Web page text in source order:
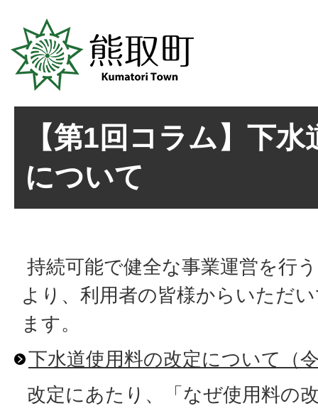
【第1回コラム】下
について
持続可能で健全な事業運営を行
より、利用者の皆様からいただ
ます。
下水道使用料の改定について（
改定にあたり、「なぜ使用料の